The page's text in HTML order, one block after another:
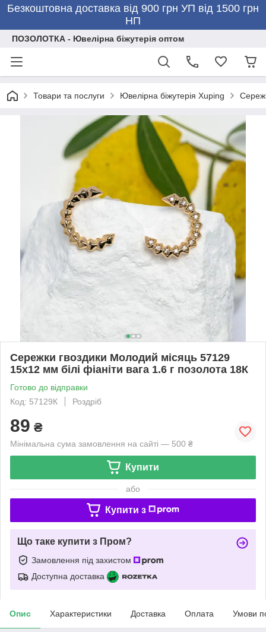
Безкоштовна доставка від 900 грн УП від 1500 грн
НП
ПОЗОЛОТКА - Ювелірна біжутерія оптом
Товари та послуги Ювелірна біжутерія Xuping
Сережки гвоздики Молодий місяць 57129
15х12 мм білі фіаніти вага 1.6 г позолота 18К
Готово до відправки
Код: 57129К
Роздріб
89 ₴
Мінімальна сума замовлення на сайті — 500 ₴
Купити
або
Купити з
Що таке купити з Пром?
Замовлення під захистом
Доступна доставка
Опис Характеристики Доставка Оплата Умови